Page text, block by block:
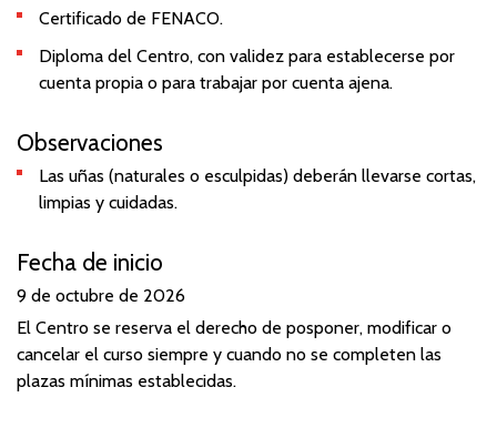
Certificado de FENACO.
Diploma del Centro, con validez para establecerse por
cuenta propia o para trabajar por cuenta ajena.
Observaciones
Las uñas (naturales o esculpidas) deberán llevarse cortas,
limpias y cuidadas.
Fecha de inicio
9 de octubre de 2026
El Centro se reserva el derecho de posponer, modificar o
cancelar el curso siempre y cuando no se completen las
plazas mínimas establecidas.